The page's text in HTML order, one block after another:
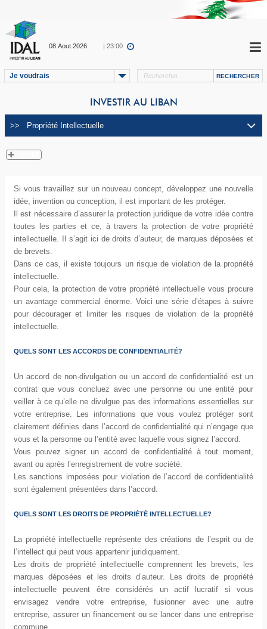
08.Aout.2026 | 23:00
Je voudrais
INVESTIR AU LIBAN
Si vous travaillez sur un nouveau concept, développez une nouvelle
idée, invention ou conception, il est important de les protéger.
Il est nécessaire d’assurer la protection juridique de votre idée contre
toutes les parties et ce, à travers la protection de votre propriété
intellectuelle. Il s’agit ici de droits d’auteur, de marques déposées et
de brevets.
Dans ce cas, il existe toujours un risque de violation de la propriété
intellectuelle.
Pour cela, la protection de votre propriété intellectuelle vous procure
un avantage commercial énorme. Voici une série d’étapes à suivre
pour décourager et limiter les risques de violation de la propriété
intellectuelle.
QUELS SONT LES ACCORDS DE CONFIDENTIALITÉ?
Un accord de non-divulgation ou un accord de confidentialité est un
contrat que vous concluez avec une personne ou une entité pour
veiller à ce qu’elle ne divulgue pas des informations essentielles sur
votre entreprise. Les informations que vous voulez protéger sont
clairement définies dans l’accord de confidentialité qui n’engage que
vous et la personne ou l’entité avec laquelle vous signez l’accord.
Vous pouvez signer un accord de confidentialité à tout moment,
avant ou après l’enregistrement de votre société.
Les sanctions imposées pour violation de l’accord de confidentialité
sont également présentées dans l’accord.
QUELS SONT LES DROITS DE PROPRIÉTÉ INTELLECTUELLE?
La propriété intellectuelle représente des créations de l’esprit ou de
l’intellect qui peut vous appartenir juridiquement.
Les droits de propriété intellectuelle comprennent les brevets, les
marques déposées et les droits d’auteur. Les droits de propriété
intellectuelle peuvent être considérés un actif lucratif si vous
envisagez vendre votre entreprise, fusionner avec une autre
entreprise, assurer un financement ou se lancer dans une entreprise
commune.